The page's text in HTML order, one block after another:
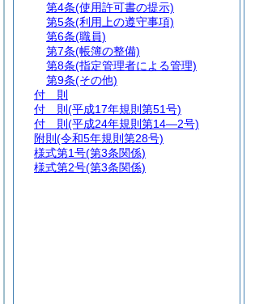
第4条(使用許可書の提示)
第5条(利用上の遵守事項)
第6条(職員)
第7条(帳簿の整備)
第8条(指定管理者による管理)
第9条(その他)
付 則
付 則 (平成17年規則第51号)
付 則 (平成24年規則第14―2号)
附則 (令和5年規則第28号)
様式第1号(第3条関係)
様式第2号(第3条関係)